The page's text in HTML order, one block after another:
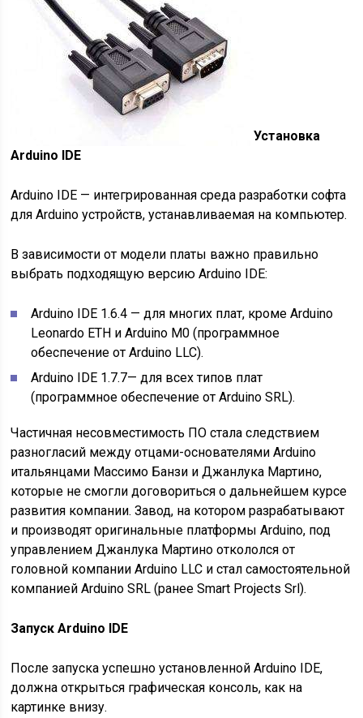
Установка
Arduino IDE
Arduino IDE — интегрированная среда разработки софта
для Arduino устройств, устанавливаемая на компьютер.
В зависимости от модели платы важно правильно
выбрать подходящую версию Arduino IDE:
Arduino IDE 1.6.4 — для многих плат, кроме Arduino
Leonardo ETH и Arduino M0 (программное
обеспечение от Arduino LLC).
Arduino IDE 1.7.7— для всех типов плат
(программное обеспечение от Arduino SRL).
Частичная несовместимость ПО стала следствием
разногласий между отцами-основателями Arduino
итальянцами Массимо Банзи и Джанлука Мартино,
которые не смогли договориться о дальнейшем курсе
развития компании. Завод, на котором разрабатывают
и производят оригинальные платформы Arduino, под
управлением Джанлука Мартино откололся от
головной компании Arduino LLC и стал самостоятельной
компанией Arduino SRL (ранее Smart Projects Srl).
Запуск Arduino IDE
После запуска успешно установленной Arduino IDE,
должна открыться графическая консоль, как на
картинке внизу.